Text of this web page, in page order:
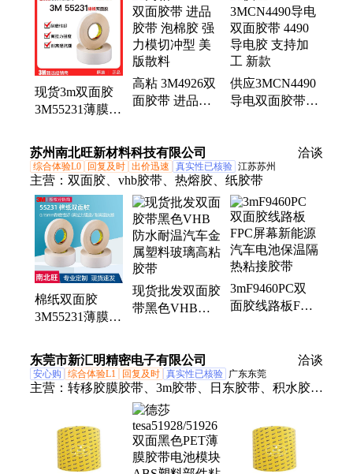
3MVHB泡棉胶、3M防滑胶带、3M棉纸胶、3M测试
胶带、3M粘接胶带、蓝色膜、防火胶带、3M胶水、
3M966、3MSJ脚垫、3M透明PVC贴膜、3M隔音防震
脚垫、3M绝缘胶带、3M反光膜、3M粘接泡棉胶带、
3M阻燃胶带、3MPU泡棉胶带、3M防水胶带
现货3m双面胶
3M55231薄膜开
粘力通用电子
高粘 3M4926双
面胶带 进品胶
散料
供应3MCN4490
导电双面胶带
苏州南北旺新材料科技有限公司
洽谈
综合体验L0 回复及时 出价迅速 真实性已核验 江苏苏州
主营： 双面胶、vhb胶带、热熔胶、纸胶带
棉纸双面胶
3M55231薄膜开
高初粘力白色无
纺布胶带
现货批发双面胶
带黑色VHB防
带
3mF9460PC双
面胶线路板FPC
东莞市新汇明精密电子有限公司 洽谈
安心购 综合体验L1 回复及时 真实性已核验 广东东莞
主营： 转移胶膜胶带、3m胶带、日东胶带、积水胶
带、DIC胶带、SDK斯迪克、德莎胶带、poron、迪睿
合胶带、力王胶带、皇冠胶带、寺岗胶带